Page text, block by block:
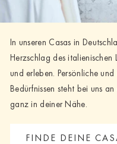
In unseren Casas in
Herzschlag des italienischen
und erleben. Persönliche
Bedürfnissen steht bei uns
ganz in deiner Nähe.
FINDE DEINE